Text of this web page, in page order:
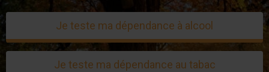
Je teste ma dépendance à alcool
Je teste ma dépendance au tabac